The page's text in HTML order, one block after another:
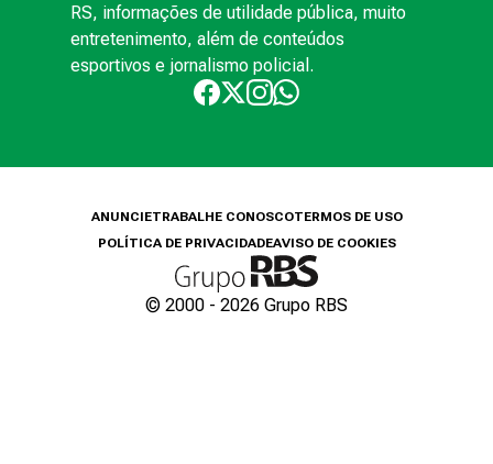
RS, informações de utilidade pública, muito
entretenimento, além de conteúdos
esportivos e jornalismo policial.
ANUNCIETRABALHE CONOSCOTERMOS DE USO
POLÍTICA DE PRIVACIDADEAVISO DE COOKIES
© 2000 - 2026 Grupo RBS